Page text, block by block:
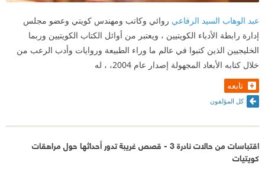
عبد الوهاب السيد الرفاعي روائي وكاتب ومهندس كويتي وعضو مجلس
إدارة رابطة الأدباء الكويتيين ، ويعتبر من أوائل الكتاب الكويتيين وربما
الخليجيين الذين كتبوا في عالم ما وراء الطبيعة وروايات وأدب الرعب من
خلال كتابه الأبعاد المجهولة إصدار عام 2004، ، له
تابعه
كل المؤلفون
اقتباسات من حالات نادرة 3 - قصص غريبة تدور أحداثها حول مراهقات
كويتيات